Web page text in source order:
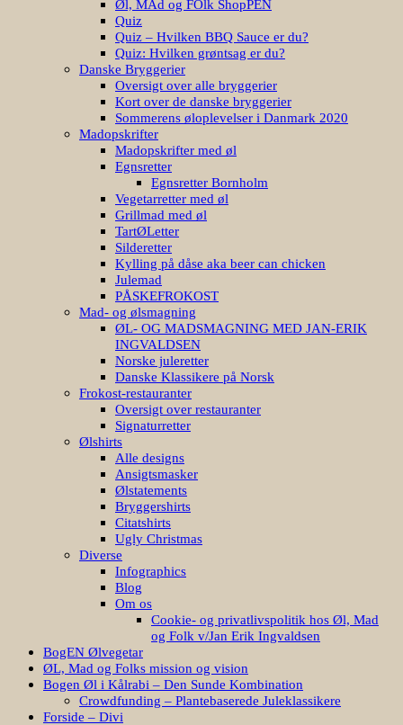
Øl, MAd og FOlk ShopPEN
Quiz
Quiz – Hvilken BBQ Sauce er du?
Quiz: Hvilken grøntsag er du?
Danske Bryggerier
Oversigt over alle bryggerier
Kort over de danske bryggerier
Sommerens øloplevelser i Danmark 2020
Madopskrifter
Madopskrifter med øl
Egnsretter
Egnsretter Bornholm
Vegetarretter med øl
Grillmad med øl
TartØLetter
Silderetter
Kylling på dåse aka beer can chicken
Julemad
PÅSKEFROKOST
Mad- og ølsmagning
ØL- OG MADSMAGNING MED JAN-ERIK
INGVALDSEN
Norske juleretter
Danske Klassikere på Norsk
Frokost-restauranter
Oversigt over restauranter
Signaturretter
Ølshirts
Alle designs
Ansigtsmasker
Ølstatements
Bryggershirts
Citatshirts
Ugly Christmas
Diverse
Infographics
Blog
Om os
Cookie- og privatlivspolitik hos Øl, Mad
og Folk v/Jan Erik Ingvaldsen
BogEN Ølvegetar
ØL, Mad og Folks mission og vision
Bogen Øl i Kålrabi – Den Sunde Kombination
Crowdfunding – Plantebaserede Juleklassikere
Forside – Divi